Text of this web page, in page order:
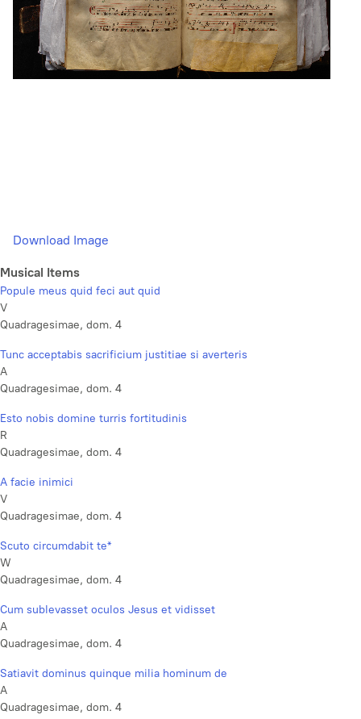
Download Image
Musical Items
Popule meus quid feci aut quid
V
Quadragesimae, dom. 4
Tunc acceptabis sacrificium justitiae si averteris
A
Quadragesimae, dom. 4
Esto nobis domine turris fortitudinis
R
Quadragesimae, dom. 4
A facie inimici
V
Quadragesimae, dom. 4
Scuto circumdabit te*
W
Quadragesimae, dom. 4
Cum sublevasset oculos Jesus et vidisset
A
Quadragesimae, dom. 4
Satiavit dominus quinque milia hominum de
A
Quadragesimae, dom. 4